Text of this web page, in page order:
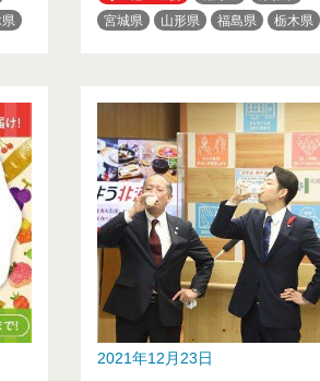
県
宮城県
山形県 福島県
栃木県
高知県 福岡県
2021年12月23日